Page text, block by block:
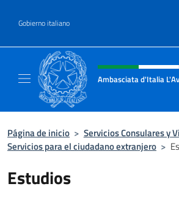
Gobierno italiano
Encabezado del
Ambasciata d'Italia
Página de inicio > Servicios Consulares y
Servicios para el ciudadano extranjero >
Estudios